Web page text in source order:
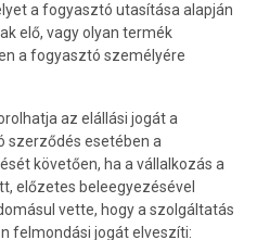
a fogyasztó utasítása alapján
elő, vagy olyan termék
a fogyasztó személyére
az elállási jogát a
szerződés esetében a
követően, ha a vállalkozás a
előzetes beleegyezésével
vette, hogy a szolgáltatás
felmondási jogát elveszíti: